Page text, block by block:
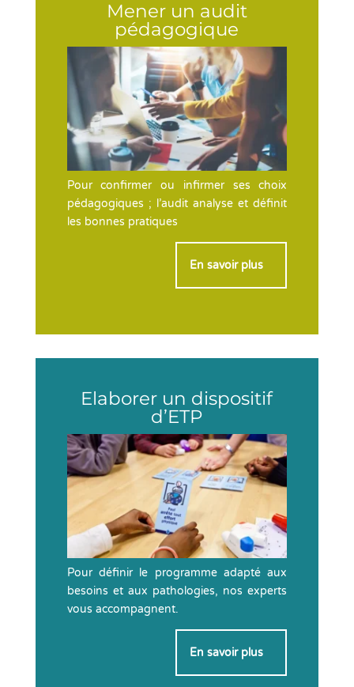
Mener un audit
pédagogique
Pour confirmer ou infirmer ses choix
pédagogiques ; l’audit analyse et définit
les bonnes pratiques
En savoir plus
Elaborer un dispositif
d’ETP
Pour définir le programme adapté aux
besoins et aux pathologies, nos experts
vous accompagnent.
En savoir plus